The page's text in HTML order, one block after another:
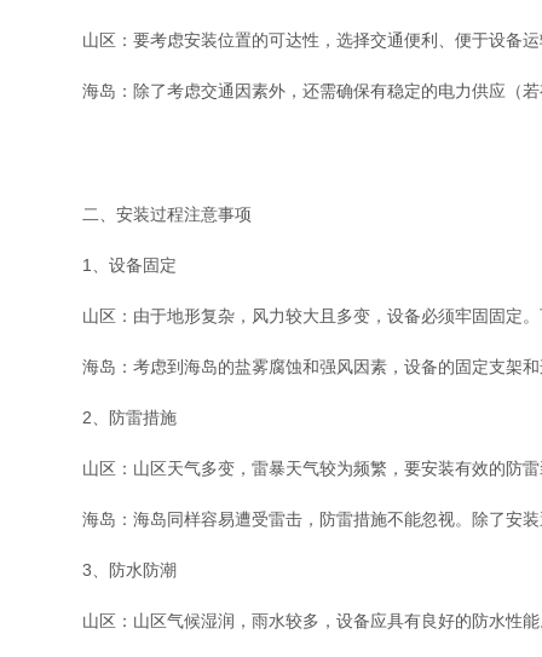
山区：要考虑安装位置的可达性，选择交通便利、便于设备运
海岛：除了考虑交通因素外，还需确保有稳定的电力供应（若
二、安装过程注意事项
1、设备固定
山区：由于地形复杂，风力较大且多变，设备必须牢固固定。
海岛：考虑到海岛的盐雾腐蚀和强风因素，设备的固定支架和
2、防雷措施
山区：山区天气多变，雷暴天气较为频繁，要安装有效的防雷
海岛：海岛同样容易遭受雷击，防雷措施不能忽视。除了安装
3、防水防潮
山区：山区气候湿润，雨水较多，设备应具有良好的防水性能